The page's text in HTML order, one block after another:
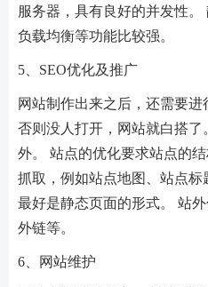
服务器，具有良好的并发性。
负载均衡等功能比较强。
5、SEO优化及推广
网站制作出来之后，还需要进
否则没人打开，网站就白搭了
外。 站点的优化要求站点的
抓取，例如站点地图、站点
最好是静态页面的形式。 站
外链等。
6、网站维护